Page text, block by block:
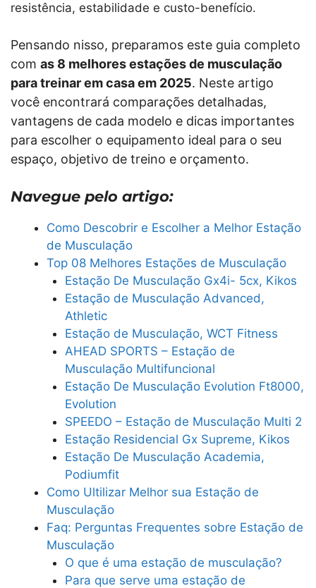
resistência, estabilidade e custo-benefício.
Pensando nisso, preparamos este guia completo
com as 8 melhores estações de musculação
para treinar em casa em 2025. Neste artigo
você encontrará comparações detalhadas,
vantagens de cada modelo e dicas importantes
para escolher o equipamento ideal para o seu
espaço, objetivo de treino e orçamento.
Navegue pelo artigo:
Como Descobrir e Escolher a Melhor Estação
de Musculação
Top 08 Melhores Estações de Musculação
Estação De Musculação Gx4i- 5cx, Kikos
Estação de Musculação Advanced,
Athletic
Estação de Musculação, WCT Fitness
AHEAD SPORTS – Estação de
Musculação Multifuncional
Estação De Musculação Evolution Ft8000,
Evolution
SPEEDO – Estação de Musculação Multi 2
Estação Residencial Gx Supreme, Kikos
Estação De Musculação Academia,
Podiumfit
Como Ultilizar Melhor sua Estação de
Musculação
Faq: Perguntas Frequentes sobre Estação de
Musculação
O que é uma estação de musculação?
Para que serve uma estação de